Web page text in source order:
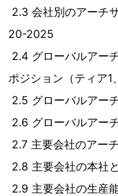
2.3 会社別のアーチ
20-2025
2.4 グローバルアー
ポジション（ティア1
2.5 グローバルアー
2.6 グローバルアー
2.7 主要会社のアー
2.8 主要会社の本社
2.9 主要会社の生産